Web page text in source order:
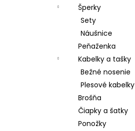
Šperky
Sety
Náušnice
Peňaženka
Kabelky a tašky
Bežné nosenie
Plesové kabelky
Brošňa
Čiapky a šatky
Ponožky